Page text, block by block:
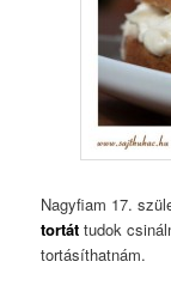
Nagyfiam 17.
tortát tudok
tortásíthatnám.